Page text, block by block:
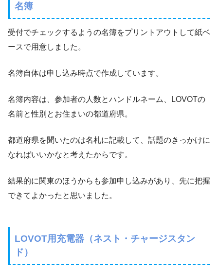
名簿
受付でチェックするようの名簿をプリントアウトして紙ベ
ースで用意しました。
名簿自体は申し込み時点で作成しています。
名簿内容は、参加者の人数とハンドルネーム、LOVOTの
名前と性別とお住まいの都道府県。
都道府県を聞いたのは名札に記載して、話題のきっかけに
なればいいかなと考えたからです。
結果的に関東のほうからも参加申し込みがあり、先に把握
できてよかったと思いました。
LOVOT用充電器（ネスト・チャージスタン
ド）